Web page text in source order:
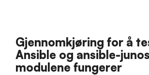
Gjennomkjøring for å
Ansible og ansible-
modulene fungerer